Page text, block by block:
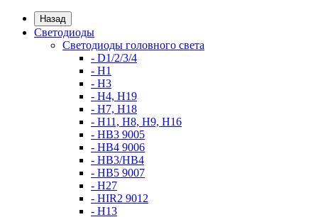
Назад
Светодиоды
Светодиоды головного света
- D1/2/3/4
- H1
- H3
- H4, H19
- H7, H18
- H11, H8, H9, H16
- HB3 9005
- HB4 9006
- HB3/HB4
- HB5 9007
- H27
- HIR2 9012
- H13